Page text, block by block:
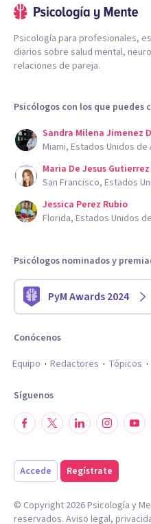
Psicología para profesionales,
diarios sobre salud mental,
relaciones de pareja.
Psicólogos con los que puedes
Sandra Milena Jimenez
Miami, Estados Unidos de
Maria De Jesus
San Francisco, Estados
Jessica Perez Rubio
Florida, Estados Unidos
Psicólogos nominados y
PyM Awards 2024
Conócenos
Equipo
Redactores Tópicos
Síguenos
Accede Regístrate
© Copyright 2026Psicología y
reservados. Aviso legal,